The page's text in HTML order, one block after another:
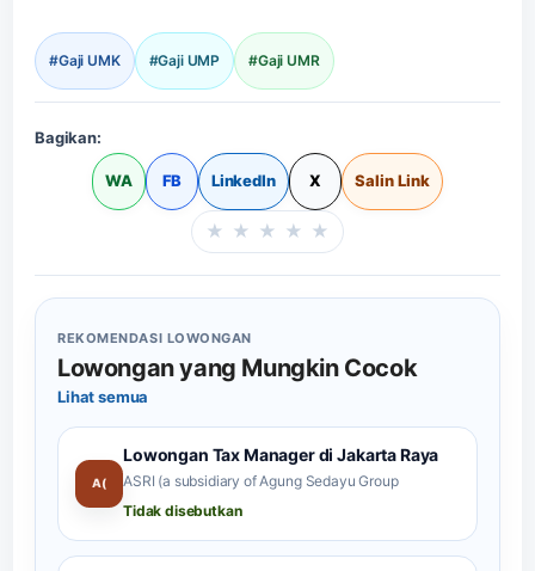
#Gaji UMK #Gaji UMP #Gaji UMR
Bagikan:
WA FB LinkedIn X Salin Link
Beri rating halaman
★ ★ ★ ★ ★
REKOMENDASI LOWONGAN
Lowongan yang Mungkin Cocok
Lihat semua
A(
Lowongan Tax Manager di Jakarta Raya
ASRI (a subsidiary of Agung Sedayu Group
Tidak disebutkan